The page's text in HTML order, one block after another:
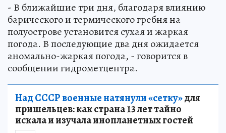
- В ближайшие три дня, благодаря влиянию
барического и термического гребня на
полуострове установится сухая и жаркая
погода. В последующие два дня ожидается
аномально-жаркая погода, - говорится в
сообщении гидрометцентра.
Над СССР военные натянули «сетку»для
пришельцев: как страна 13 лет тайно
искала и изучала инопланетных гостей